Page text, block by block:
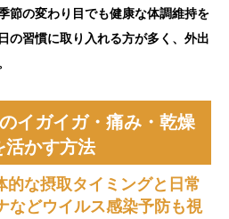
節の変わり目でも健康な体調維持を
の習慣に取り入れる方が多く、外出
イガイガ・痛み・乾燥
活かす方法
的な摂取タイミングと日常
などウイルス感染予防も視